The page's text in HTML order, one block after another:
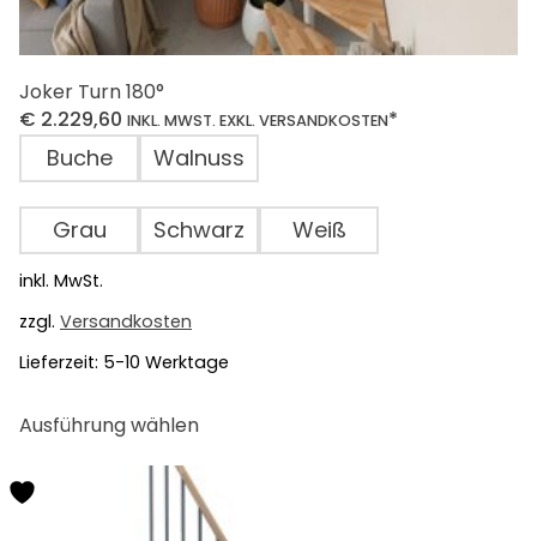
Joker Turn 180°
€ 2.229,60 INKL. MWST. EXKL. VERSANDKOSTEN*
Buche Walnuss
Grau Schwarz Weiß
inkl. MwSt.
zzgl. Versandkosten
Lieferzeit: 5-10 Werktage
Ausführung wählenProdukt
mehrere
Varianten